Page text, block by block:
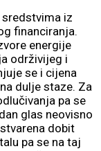
sredstvima iz
financiranja.
energije
održivijeg i
se i cijena
dulje staze. Za
pa se
glas neovisno
dobit
pa se na taj